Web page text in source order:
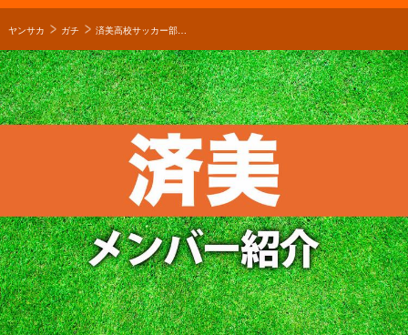
ヤンサカ ガチ 済美高校サッカー部メンバー紹介！【2026年ルーキーリーグ メンバー更新！】